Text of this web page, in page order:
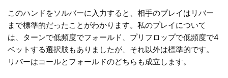
このハンドをソルバーに入力すると、相手のプレイはリバー
まで標準的だったことがわかります。私のプレイについて
は、ターンで低頻度でフォールド、プリフロップで低頻度で4
ベットする選択肢もありましたが、それ以外は標準的です。
リバーはコールとフォールドのどちらも成立します。